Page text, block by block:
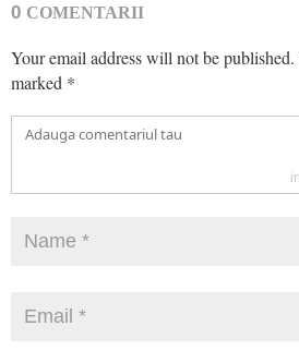
0 COMENTARII
Your email address will not be published.
marked *